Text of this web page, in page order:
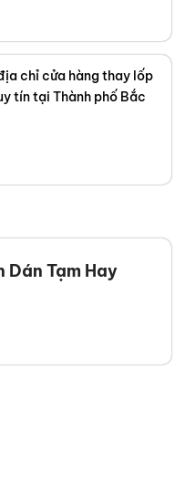
chỉ cửa hàng thay lốp
tín tại Thành phố Bắc